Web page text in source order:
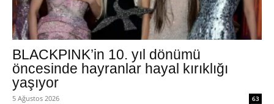
BLACKPINK’in 10. yıl dönümü
öncesinde hayranlar hayal kırıklığı
yaşıyor
5 Ağustos 2026 63